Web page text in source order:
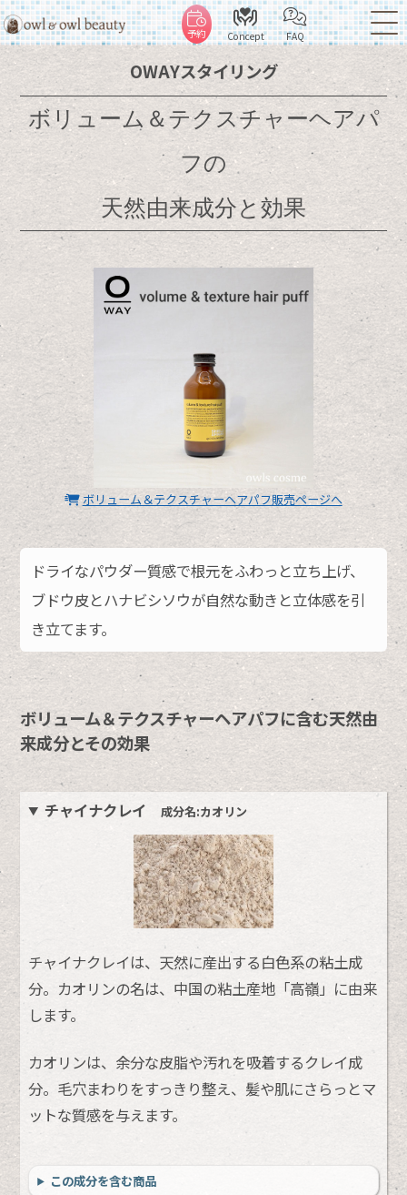
予約 Concept FAQ
OWAYスタイリング
ボリューム＆テクスチャーヘアパ
フの
天然由来成分と効果
ボリューム＆テクスチャーヘアパフ販売ページへ
ドライなパウダー質感で根元をふわっと立ち上げ、
ブドウ皮とハナビシソウが自然な動きと立体感を引
き立てます。
ボリューム＆テクスチャーヘアパフに含む天然由
来成分とその効果
チャイナクレイ 成分名:カオリン
チャイナクレイは、天然に産出する白色系の粘土成
分。カオリンの名は、中国の粘土産地「高嶺」に由来
します。
カオリンは、余分な皮脂や汚れを吸着するクレイ成
分。毛穴まわりをすっきり整え、髪や肌にさらっとマ
ットな質感を与えます。
この成分を含む商品